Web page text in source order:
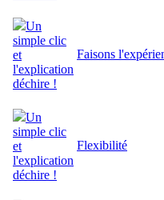
Un
simple clic
et
l'explication
déchire !
Faisons
Un
simple clic
et
l'explication
déchire !
Flexibilité